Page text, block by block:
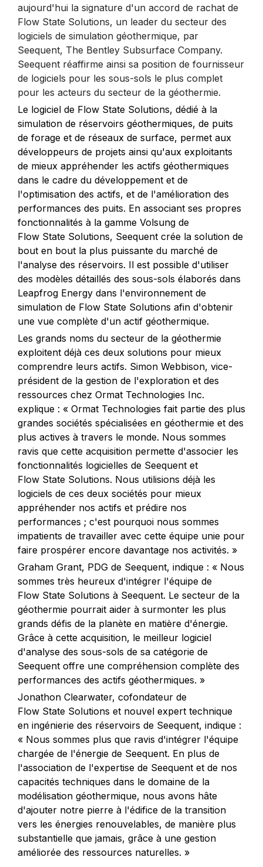
aujourd'hui la signature d'un accord de rachat de
Flow State Solutions, un leader du secteur des
logiciels de simulation géothermique, par
Seequent, The Bentley Subsurface Company.
Seequent réaffirme ainsi sa position de fournisseur
de logiciels pour les sous-sols le plus complet
pour les acteurs du secteur de la géothermie.
Le logiciel de Flow State Solutions, dédié à la
simulation de réservoirs géothermiques, de puits
de forage et de réseaux de surface, permet aux
développeurs de projets ainsi qu'aux exploitants
de mieux appréhender les actifs géothermiques
dans le cadre du développement et de
l'optimisation des actifs, et de l'amélioration des
performances des puits. En associant ses propres
fonctionnalités à la gamme Volsung de
Flow State Solutions, Seequent crée la solution de
bout en bout la plus puissante du marché de
l'analyse des réservoirs. Il est possible d'utiliser
des modèles détaillés des sous-sols élaborés dans
Leapfrog Energy dans l'environnement de
simulation de Flow State Solutions afin d'obtenir
une vue complète d'un actif géothermique.
Les grands noms du secteur de la géothermie
exploitent déjà ces deux solutions pour mieux
comprendre leurs actifs. Simon Webbison, vice-
président de la gestion de l'exploration et des
ressources chez Ormat Technologies Inc.
explique : « Ormat Technologies fait partie des plus
grandes sociétés spécialisées en géothermie et des
plus actives à travers le monde. Nous sommes
ravis que cette acquisition permette d'associer les
fonctionnalités logicielles de Seequent et
Flow State Solutions. Nous utilisions déjà les
logiciels de ces deux sociétés pour mieux
appréhender nos actifs et prédire nos
performances ; c'est pourquoi nous sommes
impatients de travailler avec cette équipe unie pour
faire prospérer encore davantage nos activités. »
Graham Grant, PDG de Seequent, indique : « Nous
sommes très heureux d'intégrer l'équipe de
Flow State Solutions à Seequent. Le secteur de la
géothermie pourrait aider à surmonter les plus
grands défis de la planète en matière d'énergie.
Grâce à cette acquisition, le meilleur logiciel
d'analyse des sous-sols de sa catégorie de
Seequent offre une compréhension complète des
performances des actifs géothermiques. »
Jonathon Clearwater, cofondateur de
Flow State Solutions et nouvel expert technique
en ingénierie des réservoirs de Seequent, indique :
« Nous sommes plus que ravis d'intégrer l'équipe
chargée de l'énergie de Seequent. En plus de
l'association de l'expertise de Seequent et de nos
capacités techniques dans le domaine de la
modélisation géothermique, nous avons hâte
d'ajouter notre pierre à l'édifice de la transition
vers les énergies renouvelables, de manière plus
substantielle que jamais, grâce à une gestion
améliorée des ressources naturelles. »